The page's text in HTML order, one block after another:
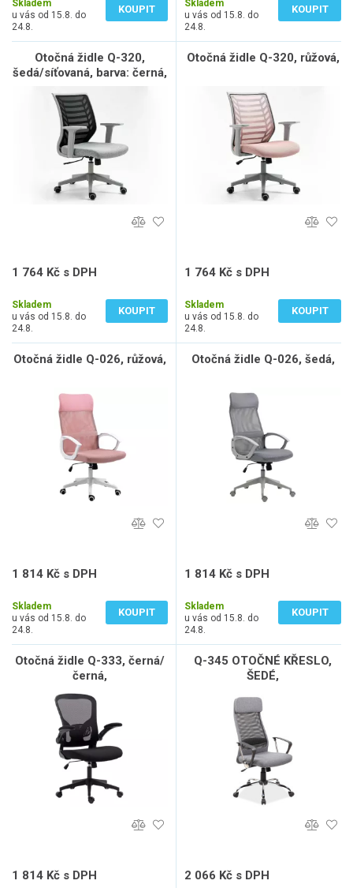
Skladem
u vás od 15.8. do
24.8.
KOUPIT
Skladem
u vás od 15.8. do
24.8.
KOUPIT
Otočná židle Q-320,
šedá/síťovaná, barva: černá,
mechanismus TILT, pevné
područky,
1 764 Kč s DPH
Skladem
u vás od 15.8. do
24.8.
KOUPIT
Otočná židle Q-320, růžová,
1 764 Kč s DPH
Skladem
u vás od 15.8. do
24.8.
KOUPIT
Otočná židle Q-026, růžová,
1 814 Kč s DPH
Skladem
u vás od 15.8. do
24.8.
KOUPIT
Otočná židle Q-026, šedá,
1 814 Kč s DPH
Skladem
u vás od 15.8. do
24.8.
KOUPIT
Otočná židle Q-333, černá/
černá,
1 814 Kč s DPH
Q-345 OTOČNÉ KŘESLO,
ŠEDÉ,
2 066 Kč s DPH